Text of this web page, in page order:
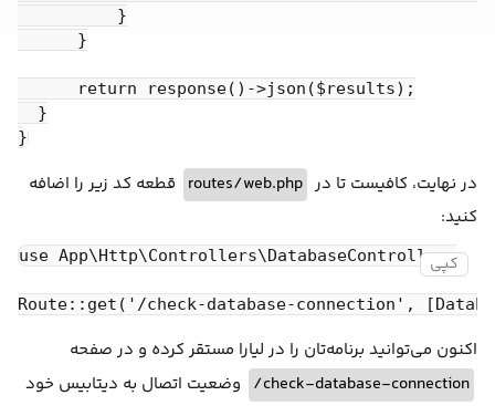
          }
      }
      return response()->json($results);
  }
در نهایت، کافیست تا در routes/web.php قطعه کد زیر را اضافه
کنید:
کپی
use App\Http\Controllers\DatabaseController;
اکنون می‌توانید برنامه‌تان را در لیارا مستقر کرده و در صفحه
check-database-connection/
وضعیت اتصال به دیتابیس خود